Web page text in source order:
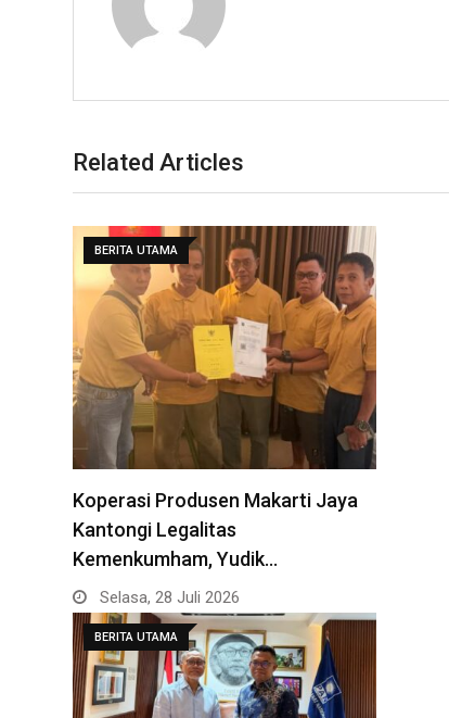
Related Articles
BERITA UTAMA
Koperasi Produsen Makarti Jaya
Kantongi Legalitas
Kemenkumham, Yudik…
Selasa, 28 Juli 2026
BERITA UTAMA